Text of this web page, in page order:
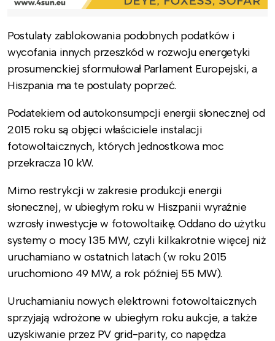
Postulaty zablokowania podobnych podatków i
wycofania innych przeszkód w rozwoju energetyki
prosumenckiej sformułował Parlament Europejski, a
Hiszpania ma te postulaty poprzeć.
Podatekiem od autokonsumpcji energii słonecznej od
2015 roku są objęci właściciele instalacji
fotowoltaicznych, których jednostkowa moc
przekracza 10 kW.
Mimo restrykcji w zakresie produkcji energii
słonecznej, w ubiegłym roku w Hiszpanii wyraźnie
wzrosły inwestycje w fotowoltaikę. Oddano do użytku
systemy o mocy 135 MW, czyli kilkakrotnie więcej niż
uruchamiano w ostatnich latach (w roku 2015
uruchomiono 49 MW, a rok później 55 MW).
Uruchamianiu nowych elektrowni fotowoltaicznych
sprzyjają wdrożone w ubiegłym roku aukcje, a także
uzyskiwanie przez PV grid-parity, co napędza